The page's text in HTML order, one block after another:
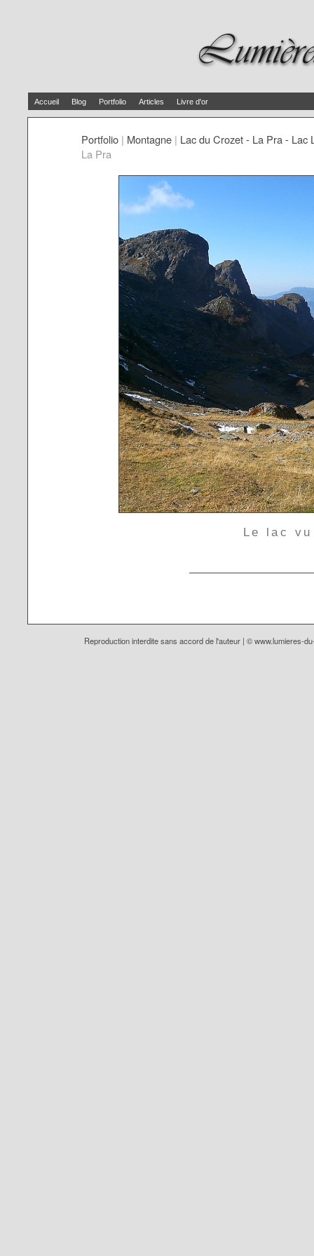
Accueil Blog Portfolio Articles Livre d'or
Portfolio | Montagne | Lac du Crozet - La Pra - Lac
La Pra
Le lac
Reproduction interdite sans accord de l'auteur | ©www.lumieres-